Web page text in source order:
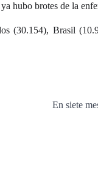
brotes de la
(30.154), Brasil
En siete